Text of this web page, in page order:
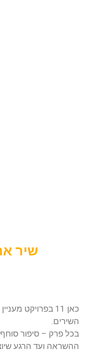
שיר
כאן 11 בפרויקט
השירים.
בכל פרק – סיפור
ההשראה ועד הרגע